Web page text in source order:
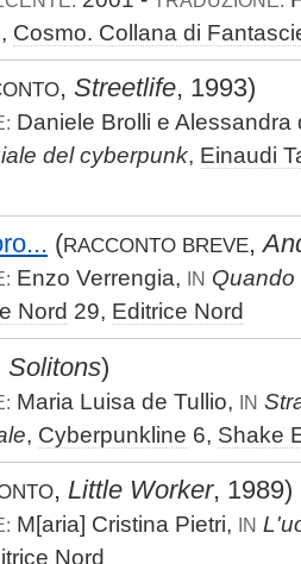
, Cosmo. Collana di
, Streetlife, 1993)
Daniele Brolli e
del cyberpunk, Einaudi
(RACCONTO BREVE,
Enzo Verrengia, IN Quando
Nord 29, Editrice Nord
Solitons)
Maria Luisa de Tullio, IN
, Cyberpunkline 6, Shake
, Little Worker, 1989)
M[aria] Cristina Pietri, IN
Nord